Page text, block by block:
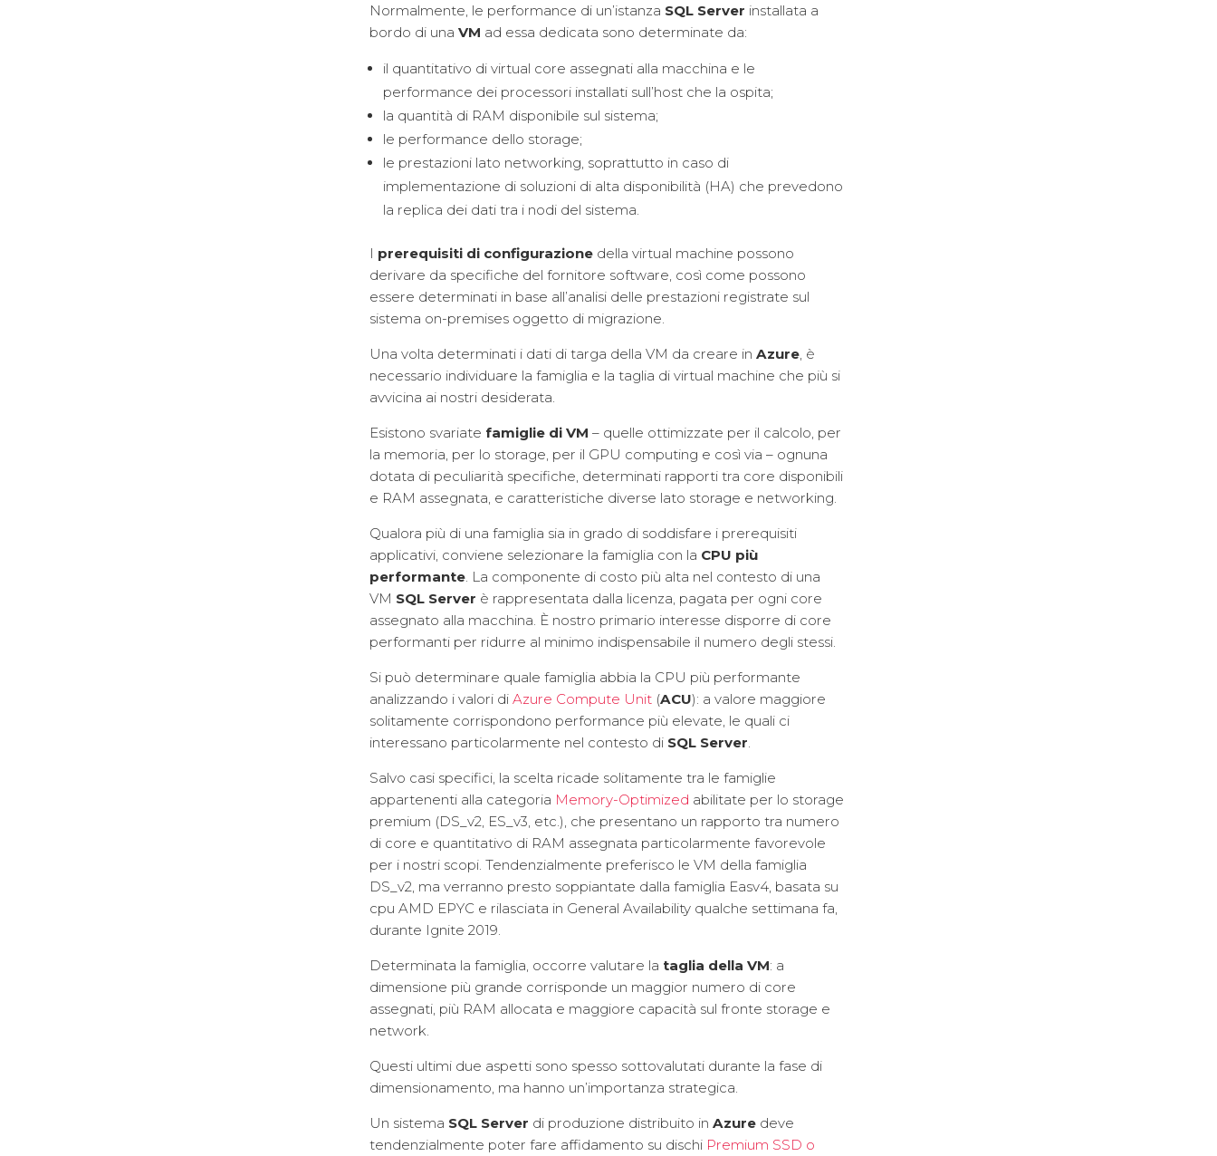
Normalmente, le performance di un’istanza SQL Server installata a
bordo di unaVM ad essa dedicata sono determinate da:
il quantitativo di virtual core assegnati alla macchina e le
performance dei processori installati sull’host che la ospita;
la quantità di RAM disponibile sul sistema;
le performance dello storage;
le prestazioni lato networking, soprattutto in caso di
implementazione di soluzioni di alta disponibilità (HA) che prevedono
la replica dei dati tra i nodi del sistema.
I prerequisiti di configurazione della virtual machine possono
derivare da specifiche del fornitore software, così come possono
essere determinati in base all’analisi delle prestazioni registrate sul
sistema on-premises oggetto di migrazione.
Una volta determinati i dati di targa della VM da creare inAzure, è
necessario individuare la famiglia e la taglia di virtual machine che più si
avvicina ai nostri desiderata.
Esistono svariate famiglie di VM – quelle ottimizzate per il calcolo, per
la memoria, per lo storage, per il GPU computing e così via – ognuna
dotata di peculiarità specifiche, determinati rapporti tra core disponibili
e RAM assegnata, e caratteristiche diverse lato storage e networking.
Qualora più di una famiglia sia in grado di soddisfare i prerequisiti
applicativi, conviene selezionare la famiglia con la CPU più
performante. La componente di costo più alta nel contesto di una
VM SQL Server è rappresentata dalla licenza, pagata per ogni core
assegnato alla macchina. È nostro primario interesse disporre di core
performanti per ridurre al minimo indispensabile il numero degli stessi.
Si può determinare quale famiglia abbia la CPU più performante
analizzando i valori diAzure Compute Unit (ACU): a valore maggiore
solitamente corrispondono performance più elevate, le quali ci
interessano particolarmente nel contesto di SQL Server.
Salvo casi specifici, la scelta ricade solitamente tra le famiglie
appartenenti alla categoria Memory-Optimized abilitate per lo storage
premium (DS_v2, ES_v3, etc.), che presentano un rapporto tra numero
di core e quantitativo di RAM assegnata particolarmente favorevole
per i nostri scopi. Tendenzialmente preferisco le VM della famiglia
DS_v2, ma verranno presto soppiantate dalla famiglia Easv4, basata su
cpu AMD EPYC e rilasciata in General Availability qualche settimana fa,
durante Ignite 2019.
Determinata la famiglia, occorre valutare la taglia della VM: a
dimensione più grande corrisponde un maggior numero di core
assegnati, più RAM allocata e maggiore capacità sul fronte storage e
network.
Questi ultimi due aspetti sono spesso sottovalutati durante la fase di
dimensionamento, ma hanno un’importanza strategica.
Un sistema SQL Server di produzione distribuito inAzure deve
tendenzialmente poter fare affidamento su dischi Premium SSD o